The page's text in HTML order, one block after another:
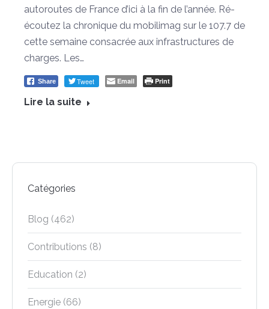
autoroutes de France d’ici à la fin de l’année. Ré-
écoutez la chronique du mobilimag sur le 107.7 de
cette semaine consacrée aux infrastructures de
charges. Les…
Share Tweet Email Print
Lire la suite
Catégories
Blog (462)
Contributions (8)
Education (2)
Energie (66)